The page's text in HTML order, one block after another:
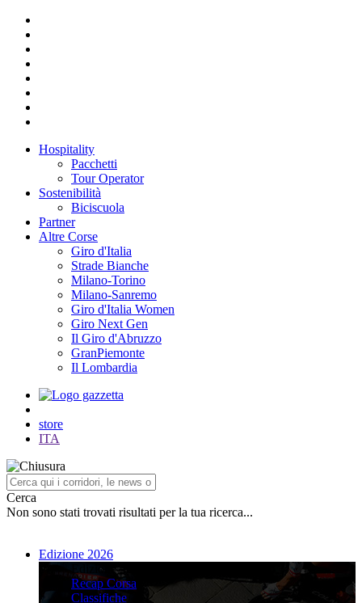
Hospitality
Pacchetti
Tour Operator
Sostenibilità
Biciscuola
Partner
Altre Corse
Giro d'Italia
Strade Bianche
Milano-Torino
Milano-Sanremo
Giro d'Italia Women
Giro Next Gen
Il Giro d'Abruzzo
GranPiemonte
Il Lombardia
store
ITA
Cerca
Non sono stati trovati risultati per la tua ricerca...
Edizione 2026
Edizione 2026
Recap Corsa
Classifiche